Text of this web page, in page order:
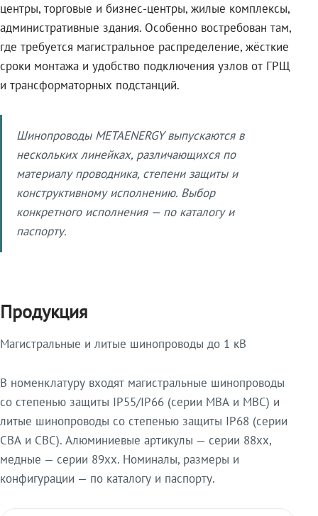
центры, торговые и бизнес-центры, жилые комплексы,
административные здания. Особенно востребован там,
где требуется магистральное распределение, жёсткие
сроки монтажа и удобство подключения узлов от ГРЩ
и трансформаторных подстанций.
Шинопроводы METAENERGY выпускаются в
нескольких линейках, различающихся по
материалу проводника, степени защиты и
конструктивному исполнению. Выбор
конкретного исполнения — по каталогу и
паспорту.
Продукция
Магистральные и литые шинопроводы до 1 кВ
В номенклатуру входят магистральные шинопроводы
со степенью защиты IP55/IP66 (серии МВА и МВС) и
литые шинопроводы со степенью защиты IP68 (серии
СВА и СВС). Алюминиевые артикулы — серии 88xx,
медные — серии 89xx. Номиналы, размеры и
конфигурации — по каталогу и паспорту.